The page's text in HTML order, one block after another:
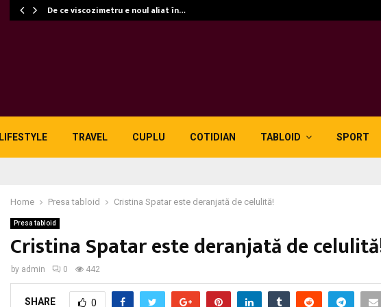
De ce viscozimetru e noul aliat în…
LIFESTYLE TRAVEL CUPLU COTIDIAN TABLOID SPORT
Home Presa tabloid Cristina Spatar este deranjată de celulită!
Presa tabloid
Cristina Spatar este deranjată de
by admin 0 442
SHARE 0